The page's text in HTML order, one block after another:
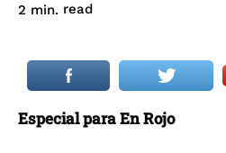
2 min. read
Especial para En Rojo